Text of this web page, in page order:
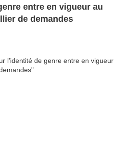
entre en vigueur au
de demandes